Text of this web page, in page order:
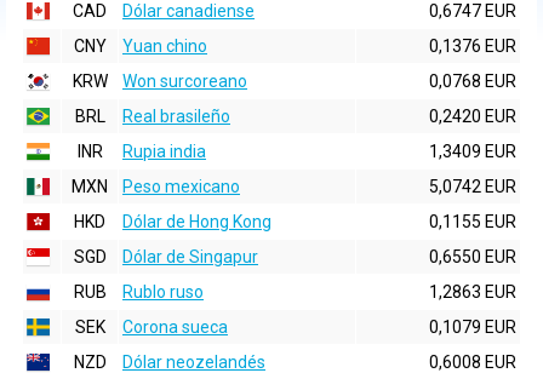
CAD
Dólar canadiense
0,6747 EUR
CNY
Yuan chino
0,1376 EUR
KRW
Won surcoreano
0,0768 EUR
BRL
Real brasileño
0,2420 EUR
INR
Rupia india
1,3409 EUR
MXN
Peso mexicano
5,0742 EUR
HKD
Dólar de Hong Kong
0,1155 EUR
SGD
Dólar de Singapur
0,6550 EUR
RUB
Rublo ruso
1,2863 EUR
SEK
Corona sueca
0,1079 EUR
NZD
Dólar neozelandés
0,6008 EUR